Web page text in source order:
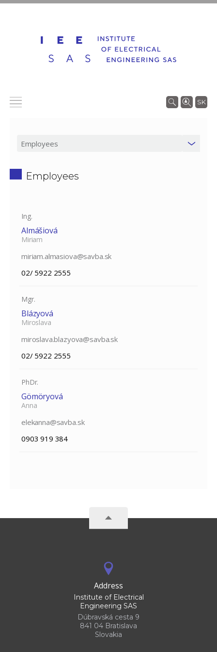
SK
Employees
Ing.
Almášiová
Miriam
miriam.almasiova@savba.sk
02/ 5922 2555
Mgr.
Blázyová
Miroslava
miroslava.blazyova@savba.sk
02/ 5922 2555
PhDr.
Gömöryová
Anna
elekanna@savba.sk
0903 919 384
Address
Institute of Electrical
Engineering SAS
Dúbravská cesta 9
841 04 Bratislava
Slovakia